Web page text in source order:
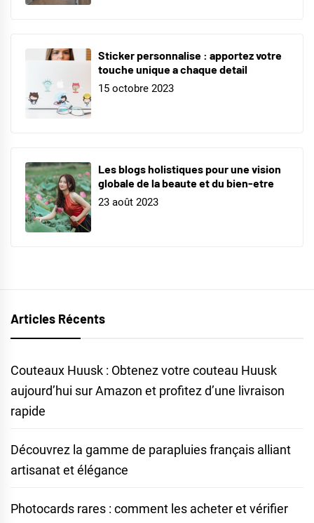
Sticker personnalise : apportez votre
touche unique a chaque detail
15 octobre 2023
Les blogs holistiques pour une vision
globale de la beaute et du bien-etre
23 août 2023
Articles Récents
Couteaux Huusk : Obtenez votre couteau Huusk
aujourd’hui sur Amazon et profitez d’une livraison
rapide
Découvrez la gamme de parapluies français alliant
artisanat et élégance
Photocards rares : comment les acheter et vérifier